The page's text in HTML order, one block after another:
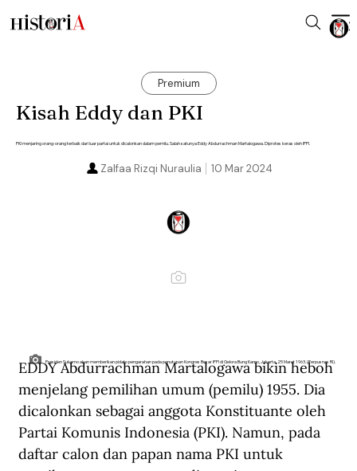
Premium
Kisah Eddy dan PKI
PKI menjaring orang-orang terbaik dari luar partai untuk dicalonkan dalam pemilu. Salah satunya Eddy Abdurrachman Martalogawa. Diprotes keras oleh IPPI.
10 Mar 2024
Zalfaa Rizqi Nuraulia
Presiden Sukarno akan memberikan pidato pengarahan pada penutupan Kongres Besar IPPI di Gelora Bung Karno, Jakarta, 25 Maret 1963. (Perpusnas RI).
EDDY Abdurrachman Martalogawa bikin heboh
menjelang pemilihan umum (pemilu) 1955. Dia
dicalonkan sebagai anggota Konstituante oleh
Partai Komunis Indonesia (PKI). Namun, pada
daftar calon dan papan nama PKI untuk